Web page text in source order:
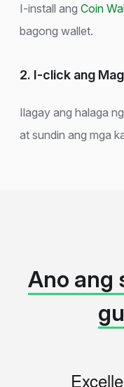
I-install ang Coin
bagong wallet.
2. I-click ang
Ilagay ang halaga
at sundin ang mga
Ano ang